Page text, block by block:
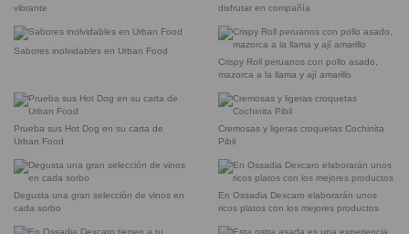
vibrante
disfrutar en compañía
Sabores inolvidables en Urban Food
Crispy Roll peruanos con pollo asado,
mazorca a la llama y ají amarillo
Prueba sus Hot Dog en su carta de
Urban Food
Cremosas y ligeras croquetas Cochinita
Pibil
Degusta una gran selección de vinos en
cada sorbo
En Ossadia Dexcaro elaborarán unos
ricos platos con los mejores productos